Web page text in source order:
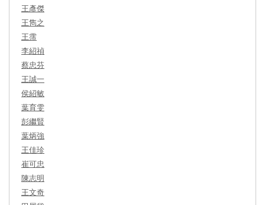
王彥傑
王雋之
王霈
李紹禎
蔡忠芬
王誠一
侯紹敏
葉育雯
彭繼賢
葉炳強
王佳珍
崔可忠
陳志明
王文奇